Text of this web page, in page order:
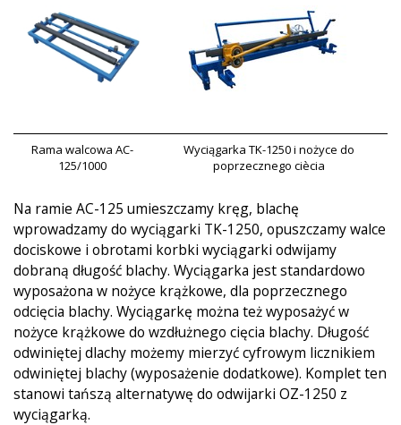
Rama walcowa AC-
125/1000
Wyciągarka TK-1250 i nożyce do
poprzecznego ciècia
Na ramie AC-125 umieszczamy kręg, blachę
wprowadzamy do wyciągarki TK-1250, opuszczamy walce
dociskowe i obrotami korbki wyciągarki odwijamy
dobraną długość blachy. Wyciągarka jest standardowo
wyposażona w nożyce krążkowe, dla poprzecznego
odcięcia blachy. Wyciągarkę można też wyposażyć w
nożyce krążkowe do wzdłużnego cięcia blachy. Długość
odwiniętej dlachy możemy mierzyć cyfrowym licznikiem
odwiniętej blachy (wyposażenie dodatkowe). Komplet ten
stanowi tańszą alternatywę do odwijarki OZ-1250 z
wyciągarką.